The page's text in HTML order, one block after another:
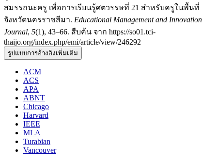
สมรรถนะครู เพื่อการเรียนรู้ศตวรรษที่ 21 สำหรับครูในพื้นที่
จังหวัดนครราชสีมา. Educational Management and Innovation
Journal, 5(1), 43–66. สืบค้น จาก https://so01.tci-
thaijo.org/index.php/emi/article/view/246292
รูปแบบการอ้างอิงเพิ่มเติม
ACM
ACS
APA
ABNT
Chicago
Harvard
IEEE
MLA
Turabian
Vancouver